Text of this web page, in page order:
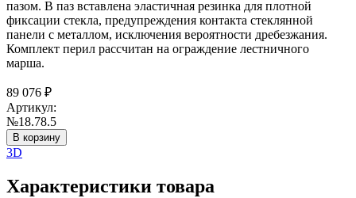
пазом. В паз вставлена эластичная резинка для плотной
фиксации стекла, предупреждения контакта стеклянной
панели с металлом, исключения вероятности дребезжания.
Комплект перил рассчитан на ограждение лестничного
марша.
89 076 ₽
Артикул:
№18.78.5
В корзину
3D
Характеристики товара